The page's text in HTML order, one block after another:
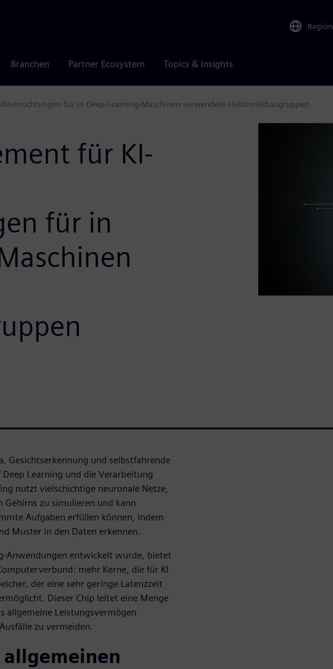
Region
Branchen Partner Ecosystem Topics & Insights
für in Deep-Learning-Maschinen verwendete Elektronikbaugruppen
für KI-
für in
Gesichtserkennung und selbstfahrende
Learning und die Verarbeitung
nutzt vielschichtige neuronale Netze,
Gehirns zu simulieren und kann
Aufgaben erfüllen können, indem
Muster in den Daten erkennen.
Anwendungen entwickelt wurde, bietet
mehr Kerne, die für KI
der eine sehr geringe Latenzzeit
Dieser Chip leitet eine Menge
allgemeine Leistungsvermögen
zu vermeiden.
allgemeinen